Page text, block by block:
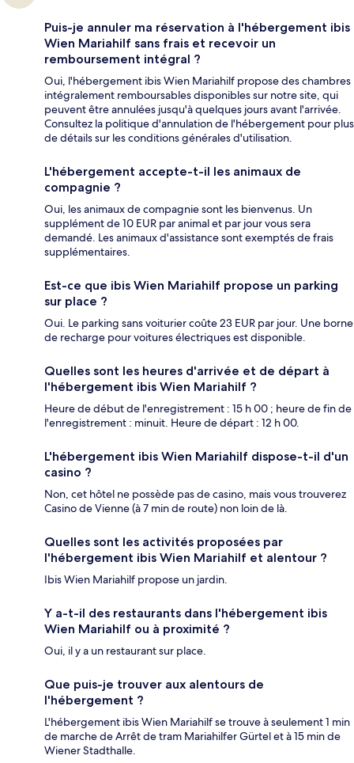
Puis-je annuler ma réservation à l'hébergement ibis
Wien Mariahilf sans frais et recevoir un
remboursement intégral ?
Oui, l'hébergement ibis Wien Mariahilf propose des chambres
intégralement remboursables disponibles sur notre site, qui
peuvent être annulées jusqu'à quelques jours avant l'arrivée.
Consultez la politique d'annulation de l'hébergement pour plus
de détails sur les conditions générales d'utilisation.
L'hébergement accepte-t-il les animaux de
compagnie ?
Oui, les animaux de compagnie sont les bienvenus. Un
supplément de 10 EUR par animal et par jour vous sera
demandé. Les animaux d'assistance sont exemptés de frais
supplémentaires.
Est-ce que ibis Wien Mariahilf propose un parking
sur place ?
Oui. Le parking sans voiturier coûte 23 EUR par jour. Une borne
de recharge pour voitures électriques est disponible.
Quelles sont les heures d'arrivée et de départ à
l'hébergement ibis Wien Mariahilf ?
Heure de début de l'enregistrement : 15 h 00 ; heure de fin de
l'enregistrement : minuit. Heure de départ : 12 h 00.
L'hébergement ibis Wien Mariahilf dispose-t-il d'un
casino ?
Non, cet hôtel ne possède pas de casino, mais vous trouverez
Casino de Vienne (à 7 min de route) non loin de là.
Quelles sont les activités proposées par
l'hébergement ibis Wien Mariahilf et alentour ?
Ibis Wien Mariahilf propose un jardin.
Y a-t-il des restaurants dans l'hébergement ibis
Wien Mariahilf ou à proximité ?
Oui, il y a un restaurant sur place.
Que puis-je trouver aux alentours de
l'hébergement ?
L'hébergement ibis Wien Mariahilf se trouve à seulement 1 min
de marche de Arrêt de tram Mariahilfer Gürtel et à 15 min de
Wiener Stadthalle.